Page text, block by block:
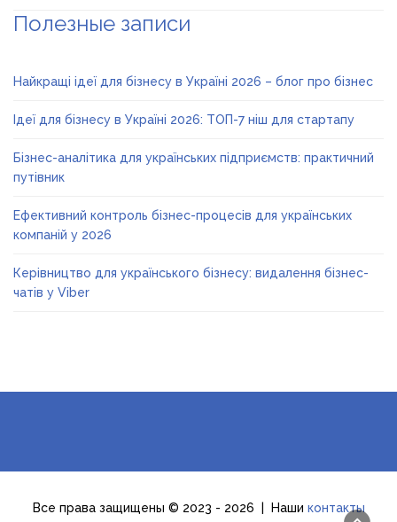
Полезные записи
Найкращі ідеї для бізнесу в Україні 2026 – блог про бізнес
Ідеї для бізнесу в Україні 2026: ТОП-7 ніш для стартапу
Бізнес-аналітика для українських підприємств: практичний
путівник
Ефективний контроль бізнес-процесів для українських
компаній у 2026
Керівництво для українського бізнесу: видалення бізнес-
чатів у Viber
Все права защищены © 2023 - 2026 | Наши контакты